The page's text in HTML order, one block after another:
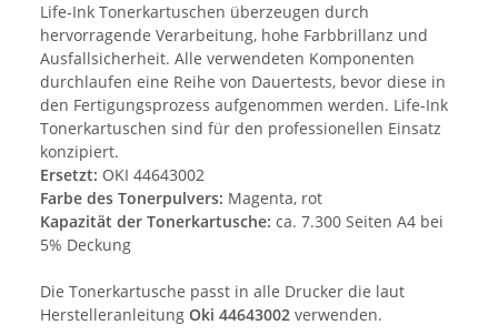
Life-Ink Tonerkartuschen überzeugen durch
hervorragende Verarbeitung, hohe Farbbrillanz und
Ausfallsicherheit. Alle verwendeten Komponenten
durchlaufen eine Reihe von Dauertests, bevor diese in
den Fertigungsprozess aufgenommen werden. Life-Ink
Tonerkartuschen sind für den professionellen Einsatz
konzipiert.
Ersetzt: OKI 44643002
Farbe des Tonerpulvers: Magenta, rot
Kapazität der Tonerkartusche: ca. 7.300 Seiten A4 bei
5% Deckung
Die Tonerkartusche passt in alle Drucker die laut
Herstelleranleitung Oki 44643002 verwenden.